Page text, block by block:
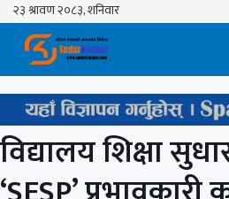
Skip
content
विद्यालय शिक्षा